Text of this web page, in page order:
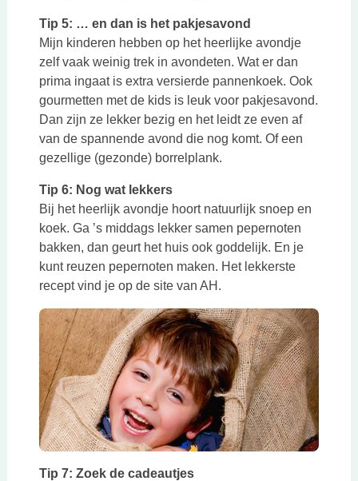
Tip 5: … en dan is het pakjesavond
Mijn kinderen hebben op het heerlijke avondje
zelf vaak weinig trek in avondeten. Wat er dan
prima ingaat is extra versierde pannenkoek. Ook
gourmetten met de kids is leuk voor pakjesavond.
Dan zijn ze lekker bezig en het leidt ze even af
van de spannende avond die nog komt. Of een
gezellige (gezonde) borrelplank.
Tip 6: Nog wat lekkers
Bij het heerlijk avondje hoort natuurlijk snoep en
koek. Ga ’s middags lekker samen pepernoten
bakken, dan geurt het huis ook goddelijk. En je
kunt reuzen pepernoten maken. Het lekkerste
recept vind je op de site van AH.
Tip 7: Zoek de cadeautjes